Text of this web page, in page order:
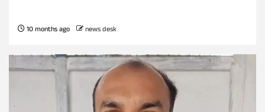
10 months ago news desk